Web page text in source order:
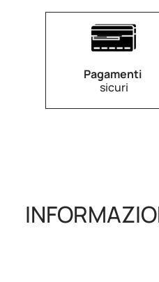
Pagamenti
sicuri